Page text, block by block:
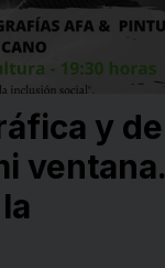
y de
ventana.